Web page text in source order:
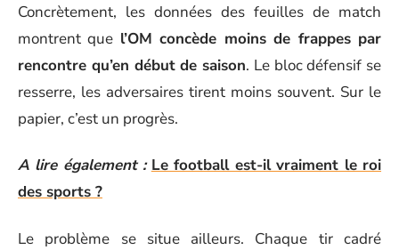
Concrètement, les données des feuilles de match
montrent que l’OM concède moins de frappes par
rencontre qu’en début de saison. Le bloc défensif se
resserre, les adversaires tirent moins souvent. Sur le
papier, c’est un progrès.
A lire également : Le football est-il vraiment le roi
des sports ?
Le problème se situe ailleurs. Chaque tir cadré